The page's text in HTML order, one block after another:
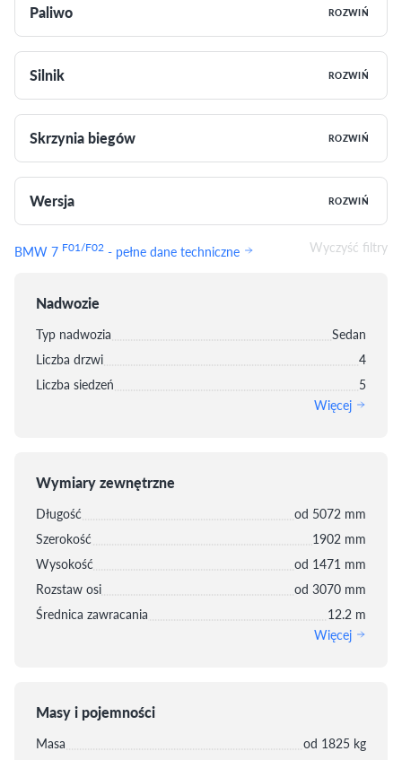
Paliwo ROZWIŃ
Silnik ROZWIŃ
Skrzynia biegów ROZWIŃ
Wersja ROZWIŃ
BMW 7 F01/F02 - pełne dane techniczne Wyczyść filtry
Nadwozie
Typ nadwozia
Sedan
Liczba drzwi
4
Liczba siedzeń
5
Więcej
Wymiary zewnętrzne
Długość
od 5072 mm
Szerokość
1902 mm
Wysokość
od 1471 mm
Rozstaw osi
od 3070 mm
Średnica zawracania
12.2 m
Więcej
Masy i pojemności
Masa
od 1825 kg